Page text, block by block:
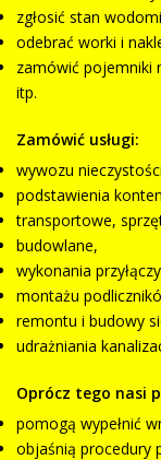
zgłosić stan
odebrać worki i
zamówić pojemniki
itp.
Zamówić usługi:
wywozu
podstawienia
transportowe,
budowlane,
wykonania
montażu
remontu i budowy
udrażniania
Oprócz tego nasi
pomogą wypełnić
objaśnią procedury